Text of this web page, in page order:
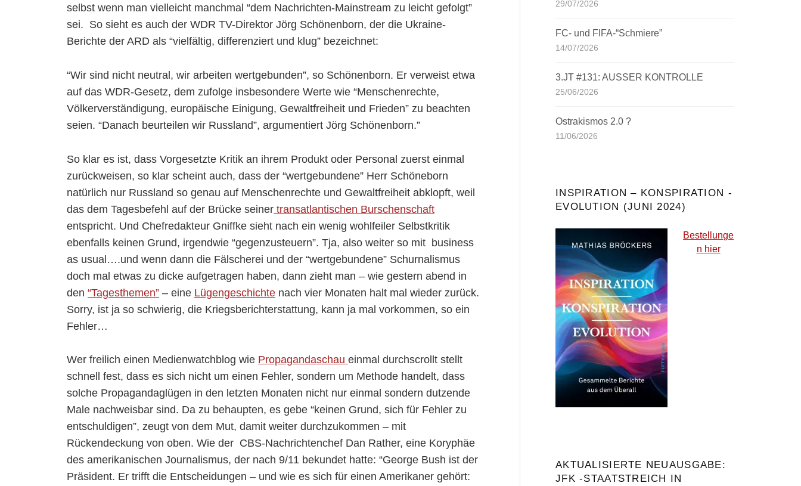
selbst wenn man vielleicht manchmal “dem Nachrichten-Mainstream zu leicht gefolgt”
sei. So sieht es auch der WDR TV-Direktor Jörg Schönenborn, der die Ukraine-
Berichte der ARD als “vielfältig, differenziert und klug” bezeichnet:
“Wir sind nicht neutral, wir arbeiten wertgebunden”, so Schönenborn. Er verweist etwa
auf das WDR-Gesetz, dem zufolge insbesondere Werte wie “Menschenrechte,
Völkerverständigung, europäische Einigung, Gewaltfreiheit und Frieden” zu beachten
seien. “Danach beurteilen wir Russland”, argumentiert Jörg Schönenborn.”
So klar es ist, dass Vorgesetzte Kritik an ihrem Produkt oder Personal zuerst einmal
zurückweisen, so klar scheint auch, dass der “wertgebundene” Herr Schöneborn
natürlich nur Russland so genau auf Menschenrechte und Gewaltfreiheit abklopft, weil
das dem Tagesbefehl auf der Brücke seiner transatlantischen Burschenschaft
entspricht. Und Chefredakteur Gniffke sieht nach ein wenig wohlfeiler Selbstkritik
ebenfalls keinen Grund, irgendwie “gegenzusteuern”. Tja, also weiter so mit business
as usual….und wenn dann die Fälscherei und der “wertgebundene” Schurnalismus
doch mal etwas zu dicke aufgetragen haben, dann zieht man – wie gestern abend in
den “Tagesthemen” – eine Lügengeschichte nach vier Monaten halt mal wieder zurück.
Sorry, ist ja so schwierig, die Kriegsberichterstattung, kann ja mal vorkommen, so ein
Fehler…
Wer freilich einen Medienwatchblog wie Propagandaschau einmal durchscrollt stellt
schnell fest, dass es sich nicht um einen Fehler, sondern um Methode handelt, dass
solche Propagandaglügen in den letzten Monaten nicht nur einmal sondern dutzende
Male nachweisbar sind. Da zu behaupten, es gebe “keinen Grund, sich für Fehler zu
entschuldigen”, zeugt von dem Mut, damit weiter durchzukommen – mit
Rückendeckung von oben. Wie der CBS-Nachrichtenchef Dan Rather, eine Koryphäe
des amerikanischen Journalismus, der nach 9/11 bekundet hatte: “George Bush ist der
Präsident. Er trifft die Entscheidungen – und wie es sich für einen Amerikaner gehört:
29/07/2026
FC- und FIFA-“Schmiere”
14/07/2026
3.JT #131: AUSSER KONTROLLE
25/06/2026
Ostrakismos 2.0 ?
11/06/2026
INSPIRATION – KONSPIRATION -
EVOLUTION (JUNI 2024)
Bestellunge
n hier
AKTUALISIERTE NEUAUSGABE:
JFK -STAATSTREICH IN